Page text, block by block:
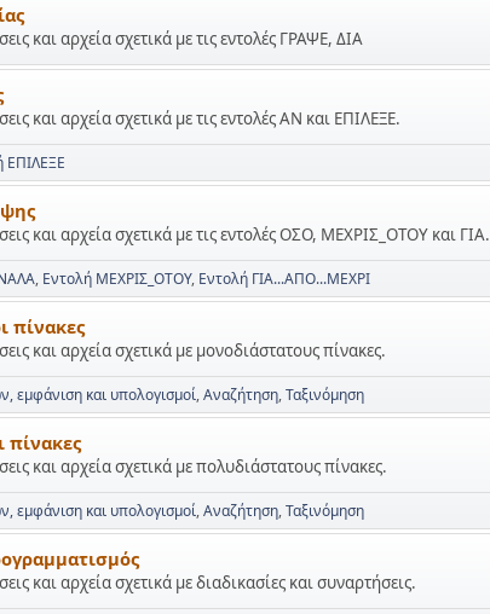
και αρχεία σχετικά με τις εντολές ΓΡΑΨΕ, ΔΙΑ
και αρχεία σχετικά με τις εντολές ΑΝ και ΕΠΙΛΕΞΕ.
ΕΠΙΛΕΞΕ
και αρχεία σχετικά με τις εντολές ΟΣΟ, ΜΕΧΡΙΣ_ΟΤΟΥ και ΓΙΑ.
Εντολή ΜΕΧΡΙΣ_ΟΤΟΥ Εντολή ΓΙΑ...ΑΠΟ...ΜΕΧΡΙ
πίνακες
και αρχεία σχετικά με μονοδιάστατους πίνακες.
εμφάνιση και υπολογισμοί Αναζήτηση Ταξινόμηση
πίνακες
και αρχεία σχετικά με πολυδιάστατους πίνακες.
εμφάνιση και υπολογισμοί Αναζήτηση Ταξινόμηση
και αρχεία σχετικά με διαδικασίες και συναρτήσεις.